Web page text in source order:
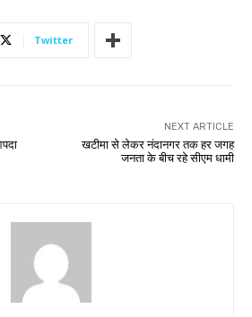
Twitter
NEXT ARTICLE
खटीमा से लेकर नंदानगर तक हर जगह
जनता के बीच रहे सीएम धामी